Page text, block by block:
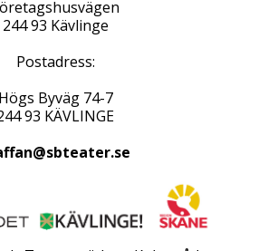
244 93 Kävlinge
Postadress:
Högs Byväg 74-7
93 KÄVLINGE